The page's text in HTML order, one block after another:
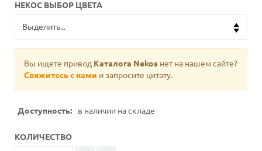
НЕКОС ВЫБОР ЦВЕТА
Вы ищете привод Каталога Nekos нет на нашем сайте?
Свяжитесь с нами и запросите цитату.
Доступность: в наличии на складе
КОЛИЧЕСТВО